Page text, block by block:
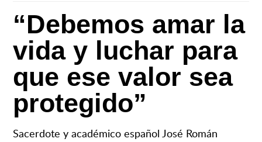
“Debemos amar la
vida y luchar para
que ese valor sea
protegido”
Sacerdote y académico español José Román